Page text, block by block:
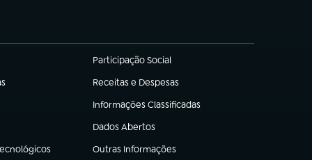
Participação Social
(abre em nova aba)
Receitas e Despesas
(abre em nova aba)
Informações Classificadas
(abre em nova aba)
Dados Abertos
(abre em nova aba)
Outras Informações
(abre em nova aba)